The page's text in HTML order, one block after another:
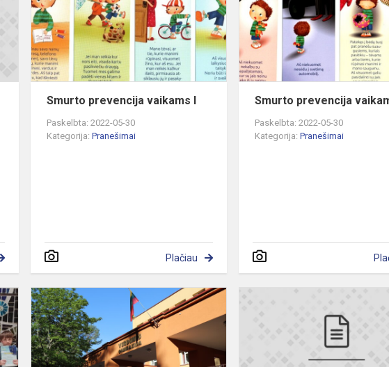
jūsų
vaikas
patiria
patyčias
I
Smurto prevencija vaikams I
Paskelbta: 2022-05-30
Kategorija:Pranešimai
Plačiau
Smurto prevencija
Paskelbta: 2022-05-30
Kategorija:Pranešimai
Antrokams
įteikti
programos
„Mokėk
plaukti
Priėmimas
į
gimnaziją
vyks
įprasta